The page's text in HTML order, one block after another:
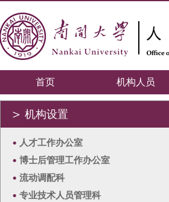
首页 机构人员
＞ 机构设置
• 人才工作办公室
• 博士后管理工作办公室
• 流动调配科
• 专业技术人员管理科